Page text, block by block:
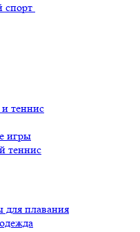
спорт
теннис
игры
теннис
для плавания